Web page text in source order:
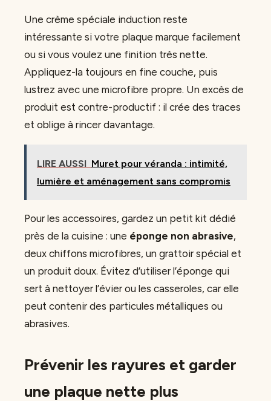
Une crème spéciale induction reste
intéressante si votre plaque marque facilement
ou si vous voulez une finition très nette.
Appliquez-la toujours en fine couche, puis
lustrez avec une microfibre propre. Un excès de
produit est contre-productif : il crée des traces
et oblige à rincer davantage.
LIRE AUSSI Muret pour véranda : intimité,
lumière et aménagement sans compromis
Pour les accessoires, gardez un petit kit dédié
près de la cuisine : une éponge non abrasive,
deux chiffons microfibres, un grattoir spécial et
un produit doux. Évitez d’utiliser l’éponge qui
sert à nettoyer l’évier ou les casseroles, car elle
peut contenir des particules métalliques ou
abrasives.
Prévenir les rayures et garder
une plaque nette plus